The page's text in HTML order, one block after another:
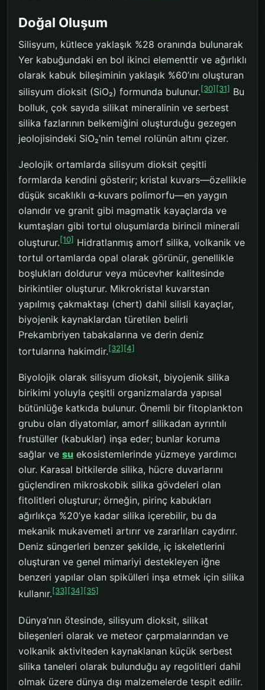
Doğal Oluşum
Silisyum, kütlece yaklaşık %28 oranında bulunarak
Yer kabuğundaki en bol ikinci elementtir ve ağırlıklı
olarak kabuk bileşiminin yaklaşık %60’ını oluşturan
silisyum dioksit (SiO₂) formunda bulunur.[30] [31] Bu
bolluk, çok sayıda silikat mineralinin ve serbest
silika fazlarının belkemiğini oluşturduğu gezegen
jeolojisindeki SiO₂’nin temel rolünün altını çizer.
Jeolojik ortamlarda silisyum dioksit çeşitli
formlarda kendini gösterir; kristal kuvars—özellikle
düşük sıcaklıklı α-kuvars polimorfu—en yaygın
olanıdır ve granit gibi magmatik kayaçlarda ve
kumtaşları gibi tortul oluşumlarda birincil minerali
oluşturur.[10] Hidratlanmış amorf silika, volkanik ve
tortul ortamlarda opal olarak görünür, genellikle
boşlukları doldurur veya mücevher kalitesinde
birikintiler oluşturur. Mikrokristal kuvarstan
yapılmış çakmaktaşı (chert) dahil silisli kayaçlar,
biyojenik kaynaklardan türetilen belirli
Prekambriyen tabakalarına ve derin deniz
tortularına hakimdir.[32] [4]
Biyolojik olarak silisyum dioksit, biyojenik silika
birikimi yoluyla çeşitli organizmalarda yapısal
bütünlüğe katkıda bulunur. Önemli bir fitoplankton
grubu olan diyatomlar, amorf silikadan ayrıntılı
frustüller (kabuklar) inşa eder; bunlar koruma
sağlar ve su ekosistemlerinde yüzmeye yardımcı
olur. Karasal bitkilerde silika, hücre duvarlarını
güçlendiren mikroskobik silika gövdeleri olan
fitolitleri oluşturur; örneğin, pirinç kabukları
ağırlıkça %20’ye kadar silika içerebilir, bu da
mekanik mukavemeti artırır ve zararlıları caydırır.
Deniz süngerleri benzer şekilde, iç iskeletlerini
oluşturan ve genel mimariyi destekleyen iğne
benzeri yapılar olan spikülleri inşa etmek için silika
kullanır.[33] [34] [35]
Dünya’nın ötesinde, silisyum dioksit, silikat
bileşenleri olarak ve meteor çarpmalarından ve
volkanik aktiviteden kaynaklanan küçük serbest
silika taneleri olarak bulunduğu ay regolitleri dahil
olmak üzere dünya dışı malzemelerde tespit edilir.